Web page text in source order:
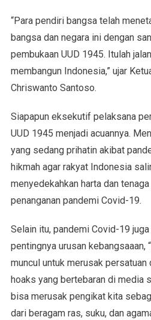
“Para pendiri bangsa telah
bangsa dan negara ini dengan
pembukaan UUD 1945. Itulah
membangun Indonesia,” ujar
Chriswanto Santoso.
Siapapun eksekutif pelaksana
UUD 1945 menjadi acuannya.
yang sedang prihatin akibat
hikmah agar rakyat Indonesia
menyedekahkan harta dan
penanganan pandemi Covid-19.
Selain itu, pandemi Covid-19
pentingnya urusan kebangsaaan,
muncul untuk merusak persatuan
hoaks yang bertebaran di media
bisa merusak pengikat kita
dari beragam ras, suku, dan